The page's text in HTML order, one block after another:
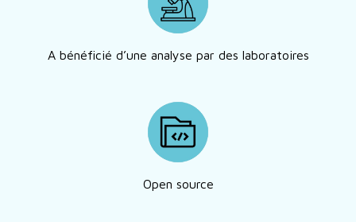
A bénéficié d’une analyse par des laboratoires
Open source